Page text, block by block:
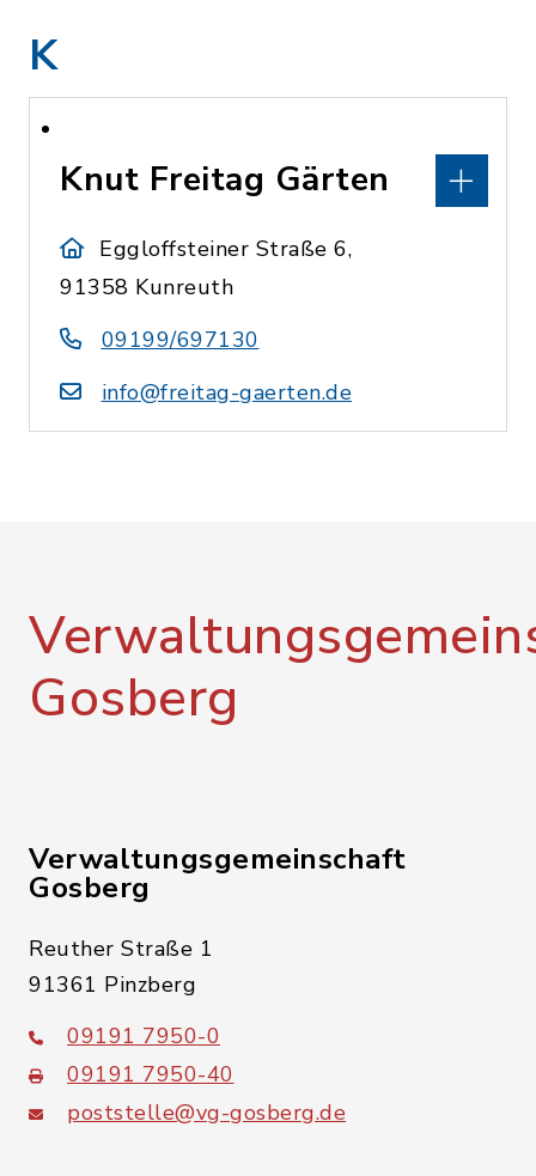
K
Knut Freitag Gärten
Eggloffsteiner Straße 6,
91358 Kunreuth
09199/697130
info@freitag-gaerten.de
Gosberg
Verwaltungsgemeinschaft
Gosberg
Reuther Straße 1
91361 Pinzberg
09191 7950-0
09191 7950-40
poststelle@vg-gosberg.de